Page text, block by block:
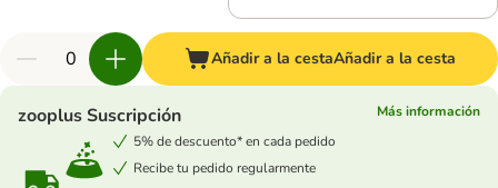
Añadir a la cestaAñadir a la cesta
zooplus Suscripción
Más información
5% de descuento* en cada pedido
Recibe tu pedido regularmente